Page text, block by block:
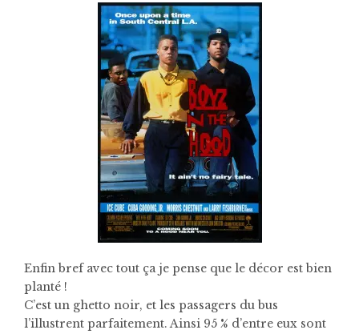
Enfin bref avec tout ça je pense que le décor est bien
planté !
C’est un ghetto noir, et les passagers du bus
l’illustrent parfaitement. Ainsi 95 % d’entre eux sont